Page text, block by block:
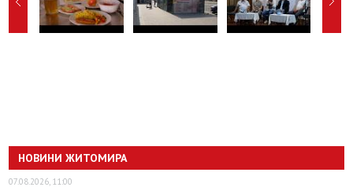
НОВИНИ ЖИТОМИРА
07.08.2026, 11:00